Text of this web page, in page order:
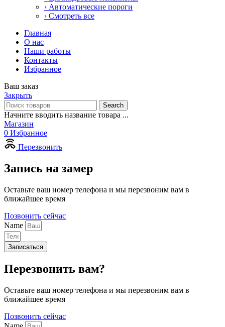
› Автоматические пороги
› Смотреть все
Главная
О нас
Наши работы
Контакты
Избранное
Ваш заказ
Закрыть
Search
Начните вводить название товара ...
Магазин
0 Избранное
Перезвонить
Запись на замер
Оставьте ваш номер телефона и мы перезвоним вам в
ближайшее время
Позвонить сейчас
Name
Записаться
Перезвонить вам?
Оставьте ваш номер телефона и мы перезвоним вам в
ближайшее время
Позвонить сейчас